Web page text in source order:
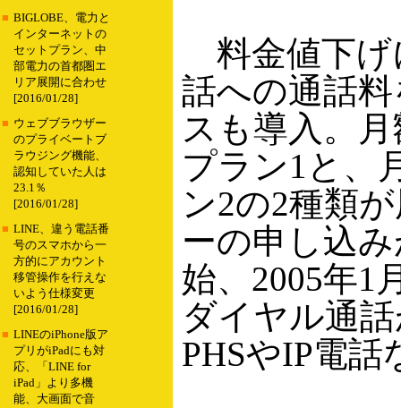
■ BIGLOBE、電力と
インターネットの
セットプラン、中
部電力の首都圏エ
リア展開に合わせ
[2016/01/28]
■ ウェブブラウザー
のプライベートブ
ラウジング機能、
認知していた人は
23.1％
[2016/01/28]
■ LINE、違う電話番
号のスマホから一
方的にアカウント
移管操作を行えな
いよう仕様変更
[2016/01/28]
■ LINEのiPhone版ア
プリがiPadにも対
応、「LINE for
iPad」より多機
能、大画面で音
料金値下げ
話への通話
スも導入。
プラン1と、
ン2の2種類
ーの申し込
始、2005年1
ダイヤル通
PHSやIP電